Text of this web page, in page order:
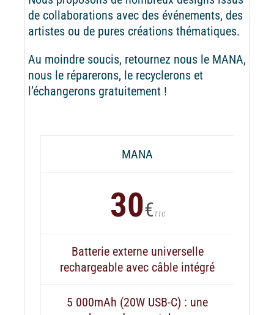
de collaborations avec des événements, des
artistes ou de pures créations thématiques.
Au moindre soucis, retournez nous le MANA,
nous le réparerons, le recyclerons et
l’échangerons gratuitement !
MANA
30€ TTC
Batterie externe universelle
rechargeable avec câble intégré
5 000mAh (20W USB-C) : une